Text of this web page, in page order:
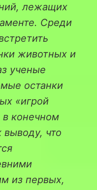
лежащих
Среди
животных и
ученые
останки
«игрой
конечном
выводу, что
из первых,